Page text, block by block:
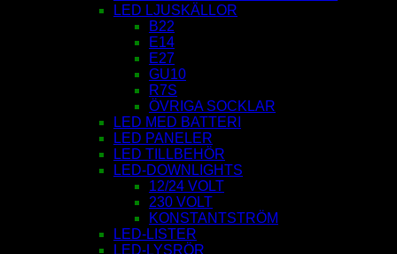
LED LJUSKÄLLOR
B22
E14
E27
GU10
R7S
ÖVRIGA SOCKLAR
LED MED BATTERI
LED PANELER
LED TILLBEHÖR
LED-DOWNLIGHTS
12/24 VOLT
230 VOLT
KONSTANTSTRÖM
LED-LISTER
LED-LYSRÖR